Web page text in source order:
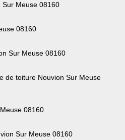
Sur Meuse 08160
08160
Sur Meuse 08160
de toiture Nouvion Sur Meuse
08160
Sur Meuse 08160